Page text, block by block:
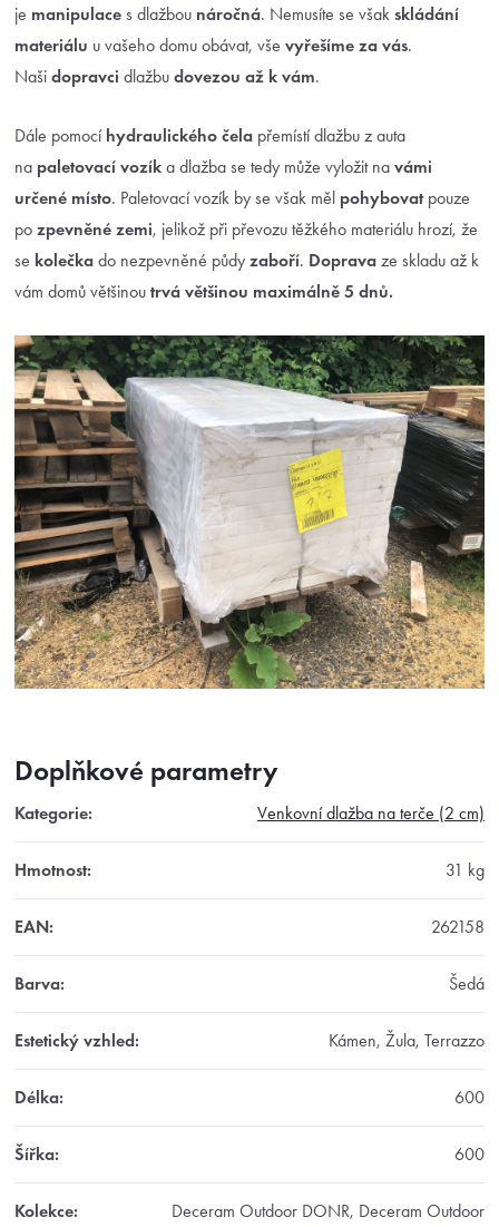
je manipulace s dlažbou náročná. Nemusíte se však skládání
materiálu u vašeho domu obávat, vše vyřešíme za vás.
Naši dopravci dlažbu dovezou až k vám.
Dále pomocí hydraulického čela přemístí dlažbu z auta
na paletovací vozík a dlažba se tedy může vyložit na vámi
určené místo. Paletovací vozík by se však měl pohybovatpouze
po zpevněné zemi, jelikož při převozu těžkého materiálu hrozí, že
se kolečka do nezpevněné půdy zaboří. Doprava ze skladu až k
vám domů většinou trvá většinou maximálně 5 dnů.
Doplňkové parametry
Kategorie: Venkovní dlažba na terče (2 cm)
Hmotnost: 31 kg
EAN: 262158
Barva: Šedá
Estetický vzhled: Kámen, Žula, Terrazzo
Délka: 600
Šířka: 600
Kolekce: Deceram Outdoor DONR, Deceram Outdoor